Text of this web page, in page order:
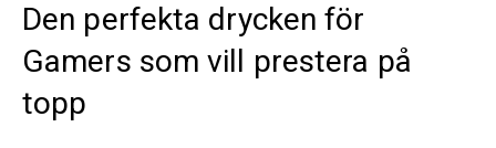
Den perfekta drycken för
Gamers som vill prestera på
topp